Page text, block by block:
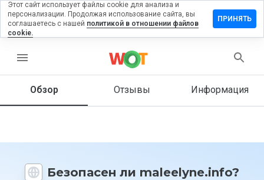
menu
Обзор Отзывы Информация
Безопасен ли maleelyne.info?
на
Как бы
этот
1 до 5?
Этот сайт использует файлы cookie для анализа и
персонализации. Продолжая использование сайта, вы
соглашаетесь с нашей политикой в отношении файлов
cookie.
ПРИНЯТЬ